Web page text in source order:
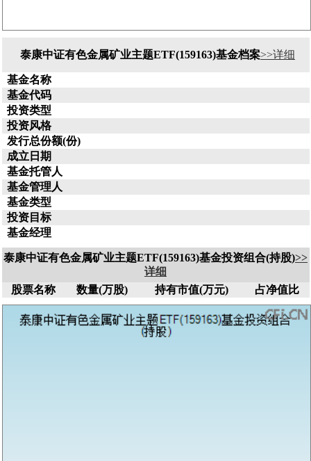
泰康中证有色金属矿业主题ETF(159163)基金档案>>详细
基金名称
基金代码
投资类型
投资风格
发行总份额(份)
成立日期
基金托管人
基金管理人
基金类型
投资目标
基金经理
泰康中证有色金属矿业主题ETF(159163)基金投资组合(持股)>>
详细
股票名称
数量(万股) 持有市值(万元) 占净值比